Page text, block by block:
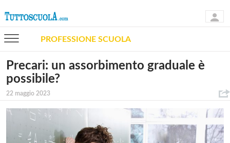
PROFESSIONE SCUOLA
Precari: un assorbimento graduale è
possibile?
22 maggio 2023